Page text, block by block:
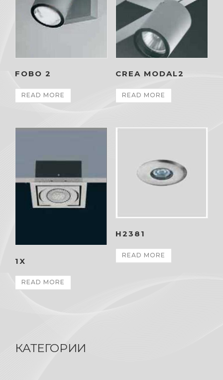
FOBO 2
READ MORE
CREA MODAL2
READ MORE
1X
READ MORE
H2381
READ MORE
КАТЕГОРИИ